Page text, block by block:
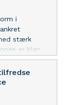
i
stærk
er klar:
unge